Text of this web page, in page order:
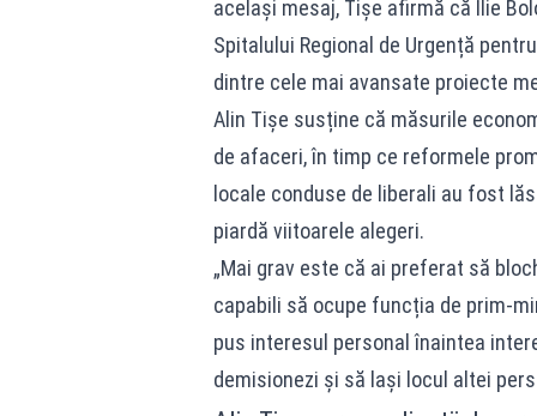
același mesaj, Tișe afirmă că Ilie
Spitalului Regional de Urgență
dintre cele mai avansate proiecte
Alin Tișe susține că măsurile
de afaceri, în timp ce reformele
locale conduse de liberali au fost
piardă viitoarele alegeri.
„Mai grav este că ai preferat să
capabili să ocupe funcția de prim-
pus interesul personal înaintea
demisionezi și să lași locul altei